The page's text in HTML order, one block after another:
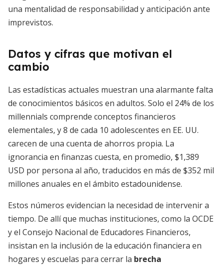
una mentalidad de responsabilidad y anticipación ante
imprevistos.
Datos y cifras que motivan el
cambio
Las estadísticas actuales muestran una alarmante falta
de conocimientos básicos en adultos. Solo el 24% de los
millennials comprende conceptos financieros
elementales, y 8 de cada 10 adolescentes en EE. UU.
carecen de una cuenta de ahorros propia. La
ignorancia en finanzas cuesta, en promedio, $1,389
USD por persona al año, traducidos en más de $352 mil
millones anuales en el ámbito estadounidense.
Estos números evidencian la necesidad de intervenir a
tiempo. De allí que muchas instituciones, como la OCDE
y el Consejo Nacional de Educadores Financieros,
insistan en la inclusión de la educación financiera en
hogares y escuelas para cerrar la brecha